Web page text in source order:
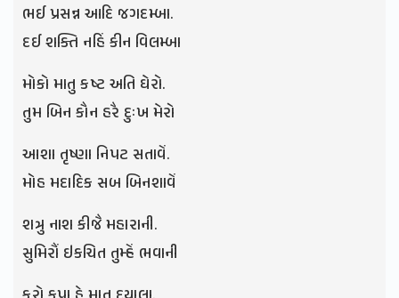
ભઈ પ્રસન્ન આદિ જગદમ્બા.
દઈ શક્તિ નહિં કીન વિલમ્બા
મોકો માતુ કષ્ટ અતિ ઘેરો.
તુમ બિન કૌન હરૈ દુઃખ મેરો
આશા તૃષ્ણા નિપટ સતાવેં.
મોહ મદાદિક સબ બિનશાવેં
શત્રુ નાશ કીજૈ મહારાની.
સુમિરૌં ઇકચિત તુમ્હેં ભવાની